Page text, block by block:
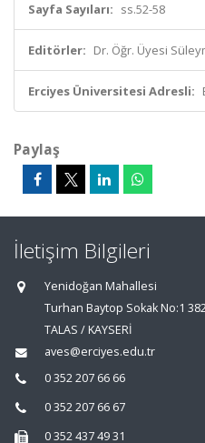
Sayfa Sayıları: ss.52-58
Editörler: Dr. Öğr. Üyesi
Erciyes Üniversitesi Adresli:
Paylaş
İletişim Bilgileri
Yenidoğan Mahallesi
Turhan Baytop Sokak No:1
TALAS / KAYSERİ
aves@erciyes.edu.tr
0 352 207 66 66
0 352 207 66 67
0 352 437 49 31